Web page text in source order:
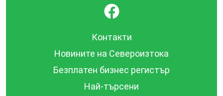
}
Контакти
Новините на Североизтока
Безплатен бизнес регистър
Най-търсени